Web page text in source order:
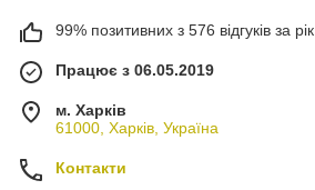
99% позитивних з 576 відгуків за рік
Працює з 06.05.2019
м. Харків
61000, Харків, Україна
Контакти